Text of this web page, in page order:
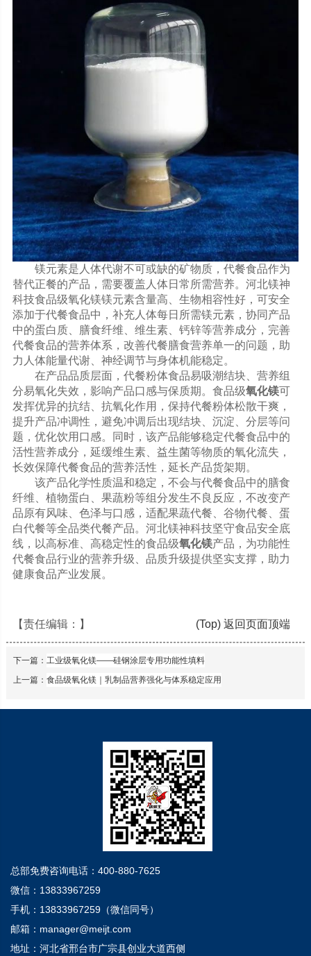
镁元素是人体代谢不可或缺的矿物质，代餐食品作为
替代正餐的产品，需要覆盖人体日常所需营养。河北镁神
科技食品级氧化镁镁元素含量高、生物相容性好，可安全
添加于代餐食品中，补充人体每日所需镁元素，协同产品
中的蛋白质、膳食纤维、维生素、钙锌等营养成分，完善
代餐食品的营养体系，改善代餐膳食营养单一的问题，助
力人体能量代谢、神经调节与身体机能稳定。
在产品品质层面，代餐粉体食品易吸潮结块、营养组
分易氧化失效，影响产品口感与保质期。食品级氧化镁可
发挥优异的抗结、抗氧化作用，保持代餐粉体松散干爽，
提升产品冲调性，避免冲调后出现结块、沉淀、分层等问
题，优化饮用口感。同时，该产品能够稳定代餐食品中的
活性营养成分，延缓维生素、益生菌等物质的氧化流失，
长效保障代餐食品的营养活性，延长产品货架期。
该产品化学性质温和稳定，不会与代餐食品中的膳食
纤维、植物蛋白、果蔬粉等组分发生不良反应，不改变产
品原有风味、色泽与口感，适配果蔬代餐、谷物代餐、蛋
白代餐等全品类代餐产品。河北镁神科技坚守食品安全底
线，以高标准、高稳定性的食品级氧化镁产品，为功能性
代餐食品行业的营养升级、品质升级提供坚实支撑，助力
健康食品产业发展。
【责任编辑： 】 (Top) 返回页面顶端
下一篇： 工业级氧化镁——硅钢涂层专用功能性填料
上一篇： 食品级氧化镁｜乳制品营养强化与体系稳定应用
总部免费咨询电话：400-880-7625
微信：13833967259
手机：13833967259（微信同号）
邮箱：manager@meijt.com
地址：河北省邢台市广宗县创业大道西侧